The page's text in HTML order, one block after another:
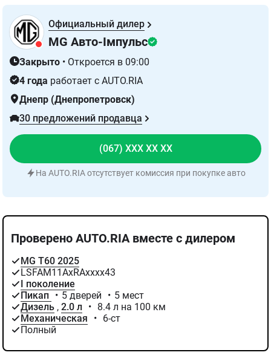
Официальный дилер
MG Авто-Імпульс
Закрыто • Откроется в 09:00
4 года работает с AUTO.RIA
Днепр (Днепропетровск)
30 предложений продавца
(067) XXX XX XX
На AUTO.RIA отсутствует комиссия при покупке авто
Проверено AUTO.RIA вместе с дилером
MG T60 2025
LSFAM11AхRAхххх43
I поколение
Пикап • 5 дверей • 5 мест
Дизель , 2.0 л • 8.4 л на 100 км
Механическая
• 6-ст
Полный